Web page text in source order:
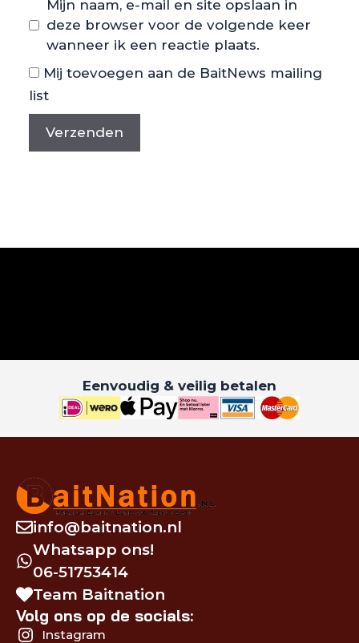
Mijn naam, e-mail en site opslaan in
deze browser voor de volgende keer
wanneer ik een reactie plaats.
Mij toevoegen aan de BaitNews mailing
list
Eenvoudig & veilig betalen
info@baitnation.nl
Whatsapp ons!
06-51753414
Team Baitnation
Volg ons op de socials:
Instagram